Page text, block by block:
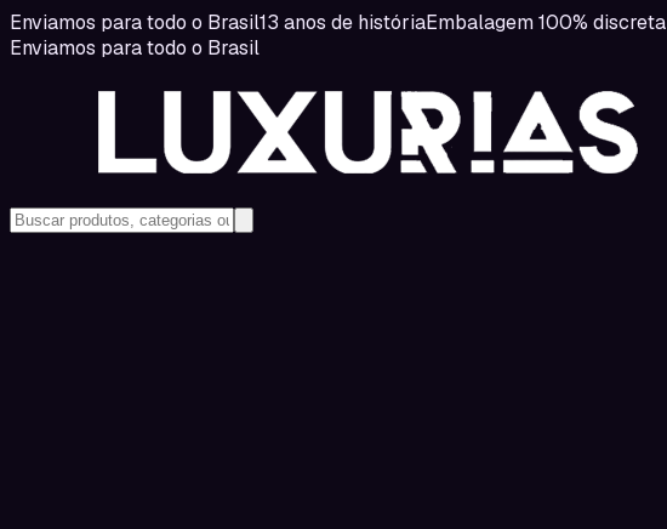
Enviamos para todo o Brasil13 anos de históriaEmbalagem 100% discreta
Enviamos para todo o Brasil